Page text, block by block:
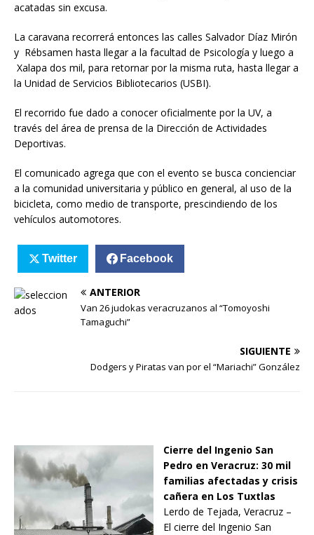
acatadas sin excusa.
La caravana recorrerá entonces las calles Salvador Díaz Mirón
y Rébsamen hasta llegar a la facultad de Psicología y luego a
Xalapa dos mil, para retornar por la misma ruta, hasta llegar a
la Unidad de Servicios Bibliotecarios (USBI).
El recorrido fue dado a conocer oficialmente por la UV, a
través del área de prensa de la Dirección de Actividades
Deportivas.
El comunicado agrega que con el evento se busca concienciar
a la comunidad universitaria y público en general, al uso de la
bicicleta, como medio de transporte, prescindiendo de los
vehículos automotores.
Twitter Facebook
ANTERIOR
Van 26 judokas veracruzanos al “Tomoyoshi
Tamaguchi”
SIGUIENTE
Dodgers y Piratas van por el “Mariachi” González
Cierre del Ingenio San
Pedro en Veracruz: 30 mil
familias afectadas y crisis
cañera en Los Tuxtlas
Lerdo de Tejada, Veracruz –
El cierre del Ingenio San